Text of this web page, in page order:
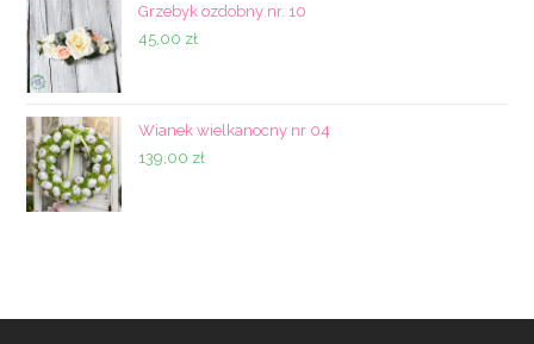
Grzebyk ozdobny nr. 10
45,00 zł
Wianek wielkanocny nr 04
139,00 zł